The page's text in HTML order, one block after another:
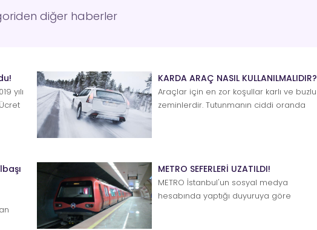
diğer haberler
yılı
KARDA ARAÇ NASIL KULLANILMALIDIR?
Araçlar için en zor koşullar karlı ve buzlu
zeminlerdir. Tutunmanın ciddi oranda
METRO SEFERLERİ UZATILDI!
METRO İstanbul'un sosyal medya
hesabında yaptığı duyuruya göre